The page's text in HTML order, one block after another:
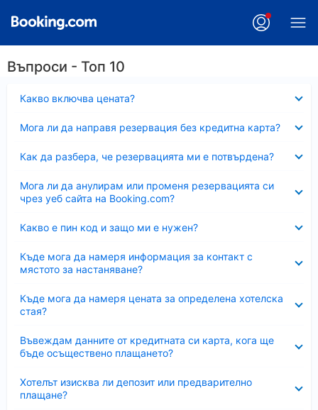
Въпроси - Топ 10
Какво включва цената?
Мога ли да направя резервация без кредитна карта?
Как да разбера, че резервацията ми е потвърдена?
Мога ли да анулирам или променя резервацията си
чрез уеб сайта на Booking.com?
Какво е пин код и защо ми е нужен?
Къде мога да намеря информация за контакт с
мястото за настаняване?
Къде мога да намеря цената за определена хотелска
стая?
Въвеждам данните от кредитната си карта, кога ще
бъде осъществено плащането?
Хотелът изисква ли депозит или предварително
плащане?